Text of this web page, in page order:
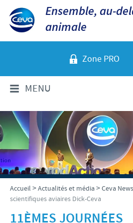
Ensemble, au-
animale
Zone PRO
MENU
QUI SOMMES-NOUS?
Aperçu de la société
Ceva dans le monde
Ceva Santé Animale Tunisie
PRODUITS
Volailles
Ovins - Caprins
ACTUALITÉS ET
Ceva News
RESPONSABILITÉS
Accueil >Actualités et média>Ceva News
scientifiques aviaires Dick-Ceva
11ÈMES JOURNÉES